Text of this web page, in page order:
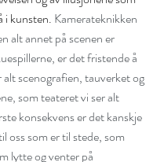
(1)1 post
(1)1 post
(2)2 posts
(1)1 post
1 post
(1)1 post
i kunsten. Kamerateknikken
alt annet på scenen er
er det fristende å
scenografien, tauverket og
som teateret vi ser alt
konsekvens er det kanskje
oss som er til stede, som
lytte og venter på